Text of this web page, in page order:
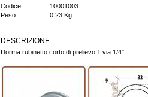
Codice:
10001003
Peso:
0.23 Kg
DESCRIZIONE
Dorma rubinetto corto di prelievo 1 via 1/4"